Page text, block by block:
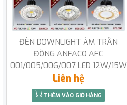
ĐÈN DOWNLIGHT ÂM TRẦN
ĐỒNG ANFACO AFC
001/005/006/007 LED 12W/15W
Liên hệ
THÊM VÀO GIỎ HÀNG